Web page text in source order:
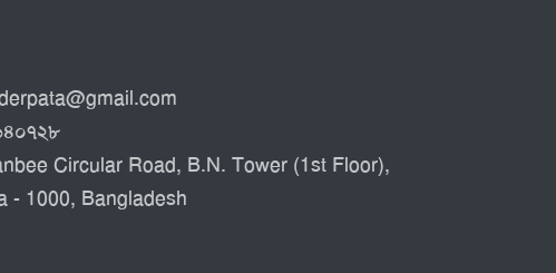
Circular Road, B.N. Tower (1st Floor),
- 1000, Bangladesh